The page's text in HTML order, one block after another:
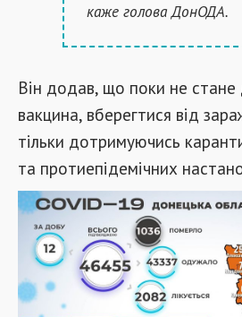
каже голова ДонОДА.
Він додав, що поки не
вакцина, вберегтися від
тільки дотримуючись
та протиепідемічних